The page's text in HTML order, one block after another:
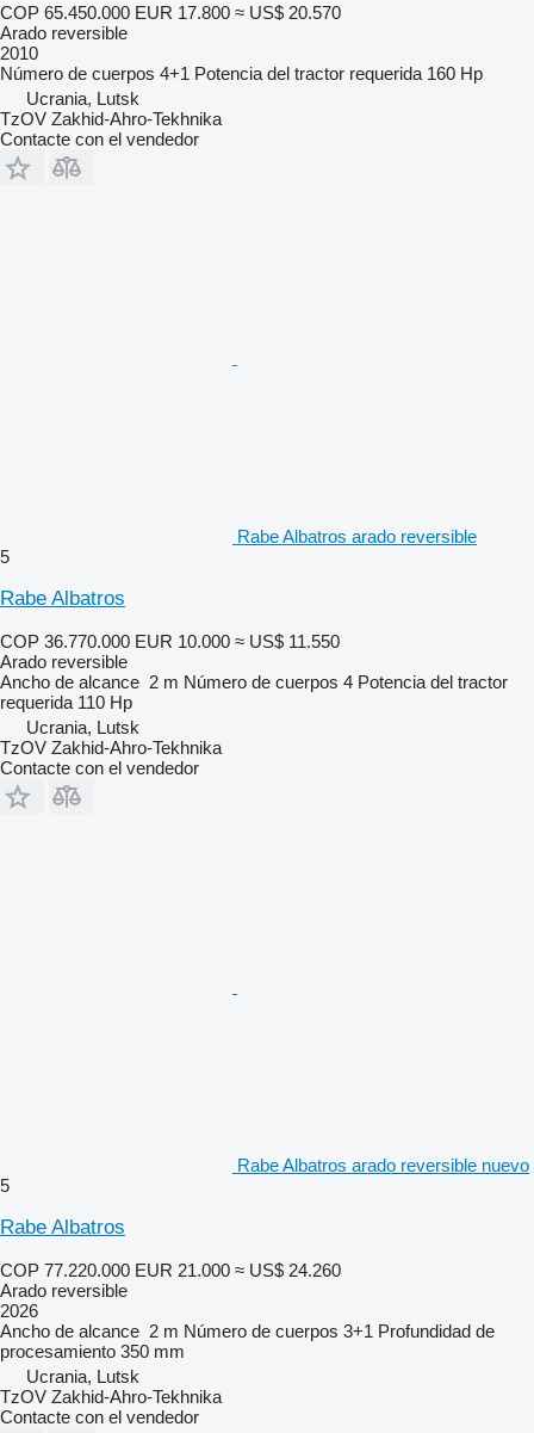
COP 65.450.000 EUR 17.800 ≈ US$ 20.570
Arado reversible
2010
Número de cuerpos 4+1 Potencia del tractor requerida 160 Hp
Ucrania, Lutsk
TzOV Zakhid-Ahro-Tekhnika
Contacte con el vendedor
Rabe Albatros arado reversible
5
Rabe Albatros
COP 36.770.000 EUR 10.000 ≈ US$ 11.550
Arado reversible
Ancho de alcance 2 m Número de cuerpos 4 Potencia del tractor
requerida 110 Hp
Ucrania, Lutsk
TzOV Zakhid-Ahro-Tekhnika
Contacte con el vendedor
Rabe Albatros arado reversible nuevo
5
Rabe Albatros
COP 77.220.000 EUR 21.000 ≈ US$ 24.260
Arado reversible
2026
Ancho de alcance 2 m Número de cuerpos 3+1 Profundidad de
procesamiento 350 mm
Ucrania, Lutsk
TzOV Zakhid-Ahro-Tekhnika
Contacte con el vendedor